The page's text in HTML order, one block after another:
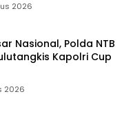
2026
Nasional, Polda NTB
Kapolri Cup
2026